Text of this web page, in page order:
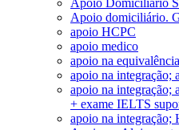
Apoio domiciliário.
apoio HCPC
apoio medico
apoio na
apoio na integração;
apoio na integração;
+ exame IELTS
apoio na integração;